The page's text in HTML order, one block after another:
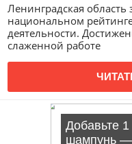
Ленинградская область
национальном
деятельности.
слаженной работе